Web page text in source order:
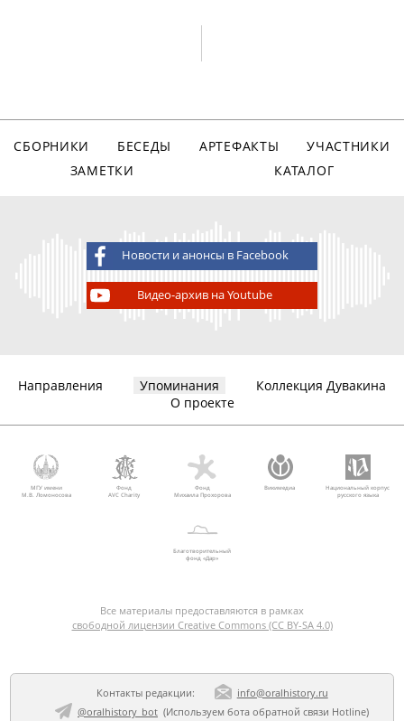
СБОРНИКИ БЕСЕДЫ АРТЕФАКТЫ
УЧАСТНИКИ
ЗАМЕТКИ
КАТАЛОГ
Новости и анонсы в Facebook
Видео-архив на Youtube
Направления Упоминания
Коллекция Дувакина
О проекте
МГУ имени
М.В. Ломоносова
Фонд
AVC Charity
Фонд
Михаила Прохорова
Викимедиа
Национальный корпус
русского языка
Благотворительный
фонд «Дар»
Все материалы предоставляются в рамках
свободной лицензии Creative Commons (CC BY-SA 4.0)
Контакты редакции:
info@oralhistory.ru
@oralhistory_bot(Используем бота обратной связи Hotline)